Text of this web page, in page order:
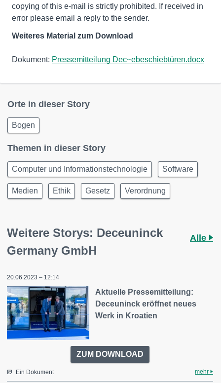
copying of this e-mail is strictly prohibited. If received in
error please email a reply to the sender.
Weiteres Material zum Download
Dokument: Pressemitteilung Dec~ebeschiebtüren.docx
Orte in dieser Story
Bogen
Themen in dieser Story
Computer und Informationstechnologie Software
Medien Ethik Gesetz Verordnung
Weitere Storys: Deceuninck
Germany GmbH
Alle
20.06.2023 – 12:14
Aktuelle Pressemitteilung:
Deceuninck eröffnet neues
Werk in Kroatien
ZUM DOWNLOAD
Ein Dokument mehr